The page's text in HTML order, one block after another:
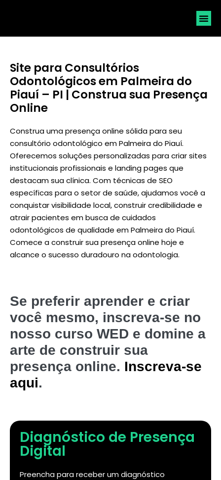
Site para Consultórios
Odontológicos em Palmeira do
Piauí – PI | Construa sua Presença
Online
Construa uma presença online sólida para seu
consultório odontológico em Palmeira do Piauí.
Oferecemos soluções personalizadas para criar sites
institucionais profissionais e landing pages que
destacam sua clínica. Com técnicas de SEO
específicas para o setor de saúde, ajudamos você a
conquistar visibilidade local, construir credibilidade e
atrair pacientes em busca de cuidados
odontológicos de qualidade em Palmeira do Piauí.
Comece a construir sua presença online hoje e
alcance o sucesso duradouro na odontologia.
Se preferir aprender e criar
você mesmo, inscreva-se no
nosso curso WED e domine a
arte de construir sua
presença online. Inscreva-se
aqui.
Diagnóstico de Presença
Digital
Preencha para receber um diagnóstico